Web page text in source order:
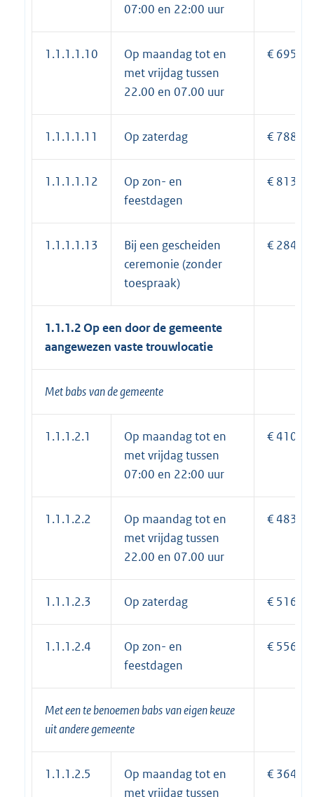
07:00 en 22:00 uur
1.1.1.1.10
Op maandag tot en
met vrijdag tussen
22.00 en 07.00 uur
€ 695,30
1.1.1.1.11 Op zaterdag € 788,00
1.1.1.1.12
Op zon- en
feestdagen
€ 813,70
1.1.1.1.13
Bij een gescheiden
ceremonie (zonder
toespraak)
€ 284,00
1.1.1.2Op een door de gemeente
aangewezen vaste trouwlocatie
Metbabsvan de gemeente
1.1.1.2.1
Op maandag tot en
met vrijdag tussen
07:00 en 22:00 uur
€ 410,65
1.1.1.2.2
Op maandag tot en
met vrijdag tussen
22.00 en 07.00 uur
€ 483,40
1.1.1.2.3 Op zaterdag € 516,45
1.1.1.2.4
Op zon- en
feestdagen
€ 556,25
Met een te benoemenbabsvan eigen keuze
uit andere gemeente
1.1.1.2.5
Op maandag tot en
met vrijdag tussen
€ 364,15